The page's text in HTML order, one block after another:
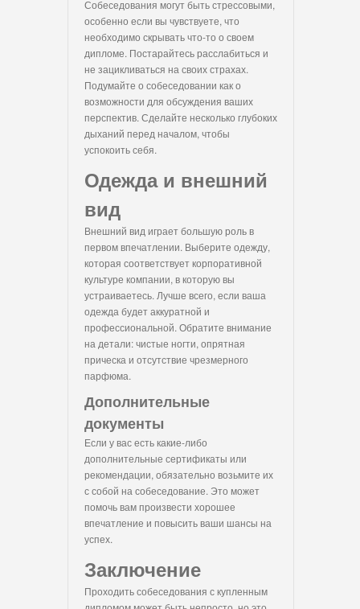
Собеседования могут быть стрессовыми,
особенно если вы чувствуете, что
необходимо скрывать что-то о своем
дипломе. Постарайтесь расслабиться и
не зацикливаться на своих страхах.
Подумайте о собеседовании как о
возможности для обсуждения ваших
перспектив. Сделайте несколько глубоких
дыханий перед началом, чтобы
успокоить себя.
Одежда и внешний
вид
Внешний вид играет большую роль в
первом впечатлении. Выберите одежду,
которая соответствует корпоративной
культуре компании, в которую вы
устраиваетесь. Лучше всего, если ваша
одежда будет аккуратной и
профессиональной. Обратите внимание
на детали: чистые ногти, опрятная
прическа и отсутствие чрезмерного
парфюма.
Дополнительные
документы
Если у вас есть какие-либо
дополнительные сертификаты или
рекомендации, обязательно возьмите их
с собой на собеседование. Это может
помочь вам произвести хорошее
впечатление и повысить ваши шансы на
успех.
Заключение
Проходить собеседования с купленным